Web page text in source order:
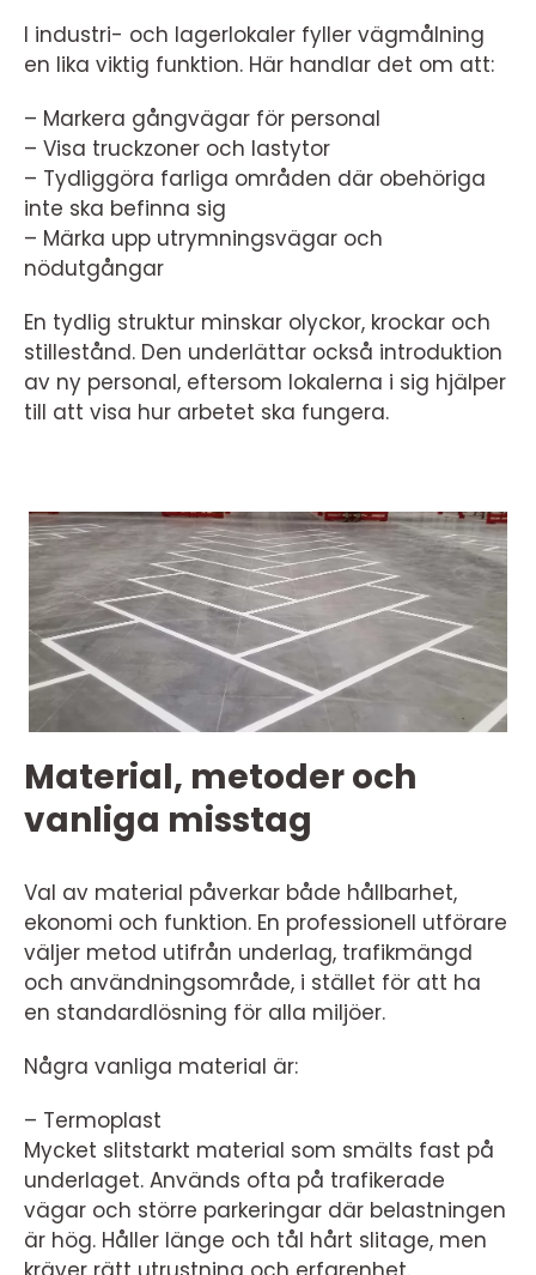
I industri- och lagerlokaler fyller vägmålning
en lika viktig funktion. Här handlar det om att:
– Markera gångvägar för personal
– Visa truckzoner och lastytor
– Tydliggöra farliga områden där obehöriga
inte ska befinna sig
– Märka upp utrymningsvägar och
nödutgångar
En tydlig struktur minskar olyckor, krockar och
stillestånd. Den underlättar också introduktion
av ny personal, eftersom lokalerna i sig hjälper
till att visa hur arbetet ska fungera.
Material, metoder och
vanliga misstag
Val av material påverkar både hållbarhet,
ekonomi och funktion. En professionell utförare
väljer metod utifrån underlag, trafikmängd
och användningsområde, i stället för att ha
en standardlösning för alla miljöer.
Några vanliga material är:
– Termoplast
Mycket slitstarkt material som smälts fast på
underlaget. Används ofta på trafikerade
vägar och större parkeringar där belastningen
är hög. Håller länge och tål hårt slitage, men